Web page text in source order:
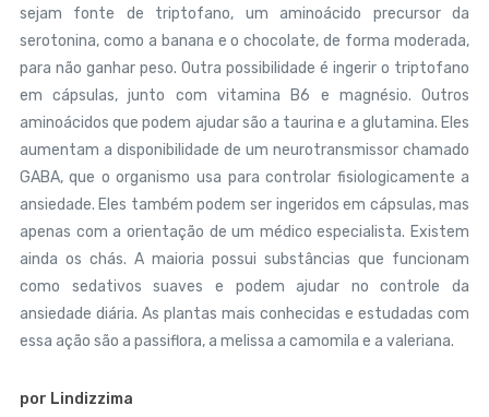
sejam fonte de triptofano, um aminoácido precursor da
serotonina, como a banana e o chocolate, de forma moderada,
para não ganhar peso. Outra possibilidade é ingerir o triptofano
em cápsulas, junto com vitamina B6 e magnésio. Outros
aminoácidos que podem ajudar são a taurina e a glutamina. Eles
aumentam a disponibilidade de um neurotransmissor chamado
GABA, que o organismo usa para controlar fisiologicamente a
ansiedade. Eles também podem ser ingeridos em cápsulas, mas
apenas com a orientação de um médico especialista. Existem
ainda os chás. A maioria possui substâncias que funcionam
como sedativos suaves e podem ajudar no controle da
ansiedade diária. As plantas mais conhecidas e estudadas com
essa ação são a passiflora, a melissa a camomila e a valeriana.
por Lindizzima